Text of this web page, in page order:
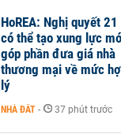
HoREA: Nghị quyết 21
có thể tạo xung lực
góp phần đưa giá nhà
thương mại về mức
lý
NHÀ ĐẤT - 37 phút trước